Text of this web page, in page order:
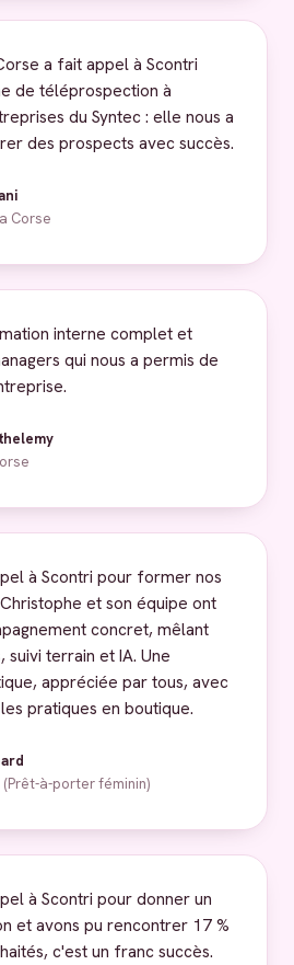
a fait appel à Scontri
de téléprospection à
du Syntec : elle nous a
des prospects avec succès.
Corse
interne complet et
qui nous a permis de
à Scontri pour former nos
et son équipe ont
concret, mêlant
terrain et IA. Une
appréciée par tous, avec
pratiques en boutique.
(Prêt-à-porter féminin)
à Scontri pour donner un
et avons pu rencontrer 17 %
c'est un franc succès.